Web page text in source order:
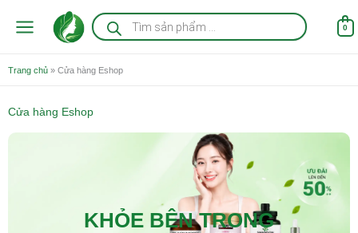
Tìm
kiếm
sản
0
Trang chủ » Cửa hàng Eshop
Cửa hàng Eshop
KHỎE BÊN TRONG